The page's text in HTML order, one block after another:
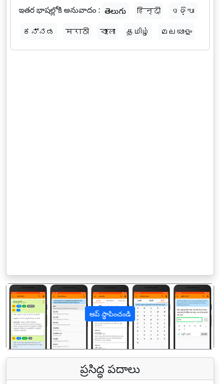
ఇతర భాషల్లోకి అనువాదం : తెలుగు हिन्दी
ଓଡ଼ିଆ
ಕನ್ನಡ
मराठी বাংলা தமிழ் മലയാളം
ఆప్ స్థాపించండి
पिछला
ప్రసిద్ధ పదాలు